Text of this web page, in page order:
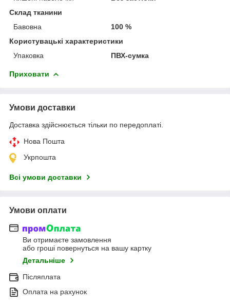
Склад тканини
Бавовна
100 %
Користувацькі характеристики
Упаковка
ПВХ-сумка
Приховати
Умови доставки
Доставка здійснюється тільки по передоплаті.
Нова Пошта
Укрпошта
Всі умови доставки
Умови оплати
Ви отримаєте замовлення
або гроші повернуться на вашу картку
Детальніше
Післяплата
Оплата на рахунок